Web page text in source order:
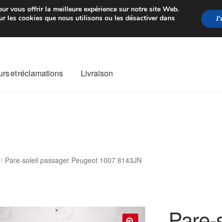
de 7 EUR Du lundi au
et réclamations Livraison
Pare-soleil passager Peugeot 1007 8143JN
vous offrir la meilleure expérience sur notre site Web.
les cookies que nous utilisons ou les désactiver dans